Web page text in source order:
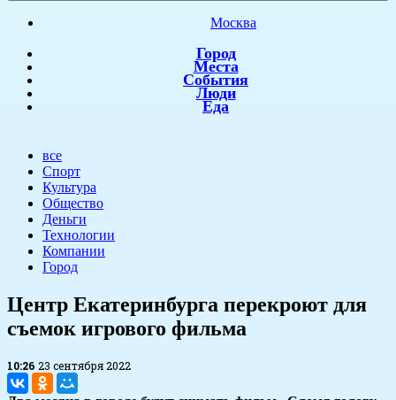
Москва
Город
Места
События
Люди
Еда
все
Спорт
Культура
Общество
Деньги
Технологии
Компании
Город
​Центр Екатеринбурга перекроют для
съемок игрового фильма
10:26 23 сентября 2022